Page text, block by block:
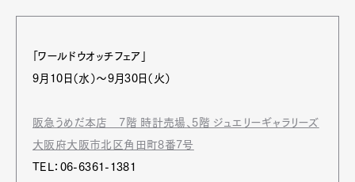
「ワールドウオッチフェア」
9月10日（水）～9月30日（火）
阪急うめだ本店 7階 時計売場、5階 ジュエリーギャラリーズ
大阪府大阪市北区角田町8番7号
TEL：06-6361-1381